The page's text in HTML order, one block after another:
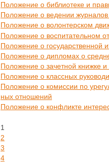
Поло­же­ние о биб­лио­те­ке и
Поло­же­ние о ведении жур­на­лов
Поло­же­ние о волон­тер­ском
Поло­же­ние о вос­пи­та­тель­ном
Поло­же­ние о госу­дар­ствен­ной
Поло­же­ние о дипло­мах о
Поло­же­ние о зачет­ной книжке и
Поло­же­ние о класс­ных
Поло­же­ние о комис­сии по
ных отношений
Поло­же­ние о кон­флик­те
1
2
3
4